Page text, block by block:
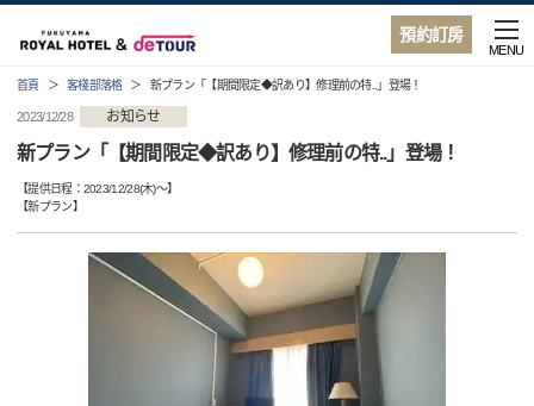
預約訂房
MENU
首頁 客棧部落格 新プラン「【期間限定◆訳あり】修理前の特..」登場！
2023/12/28 お知らせ
新プラン「【期間限定◆訳あり】修理前の特..」登場！
【提供日程： 2023/12/28(木)〜】
【新プラン】